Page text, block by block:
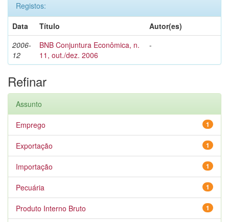
Registos:
Data
Título
Autor(es)
2006-
12
BNB Conjuntura Econômica, n.
11, out./dez. 2006
-
Refinar
Assunto
1
Emprego
1
Exportação
1
Importação
1
Pecuária
1
Produto Interno Bruto